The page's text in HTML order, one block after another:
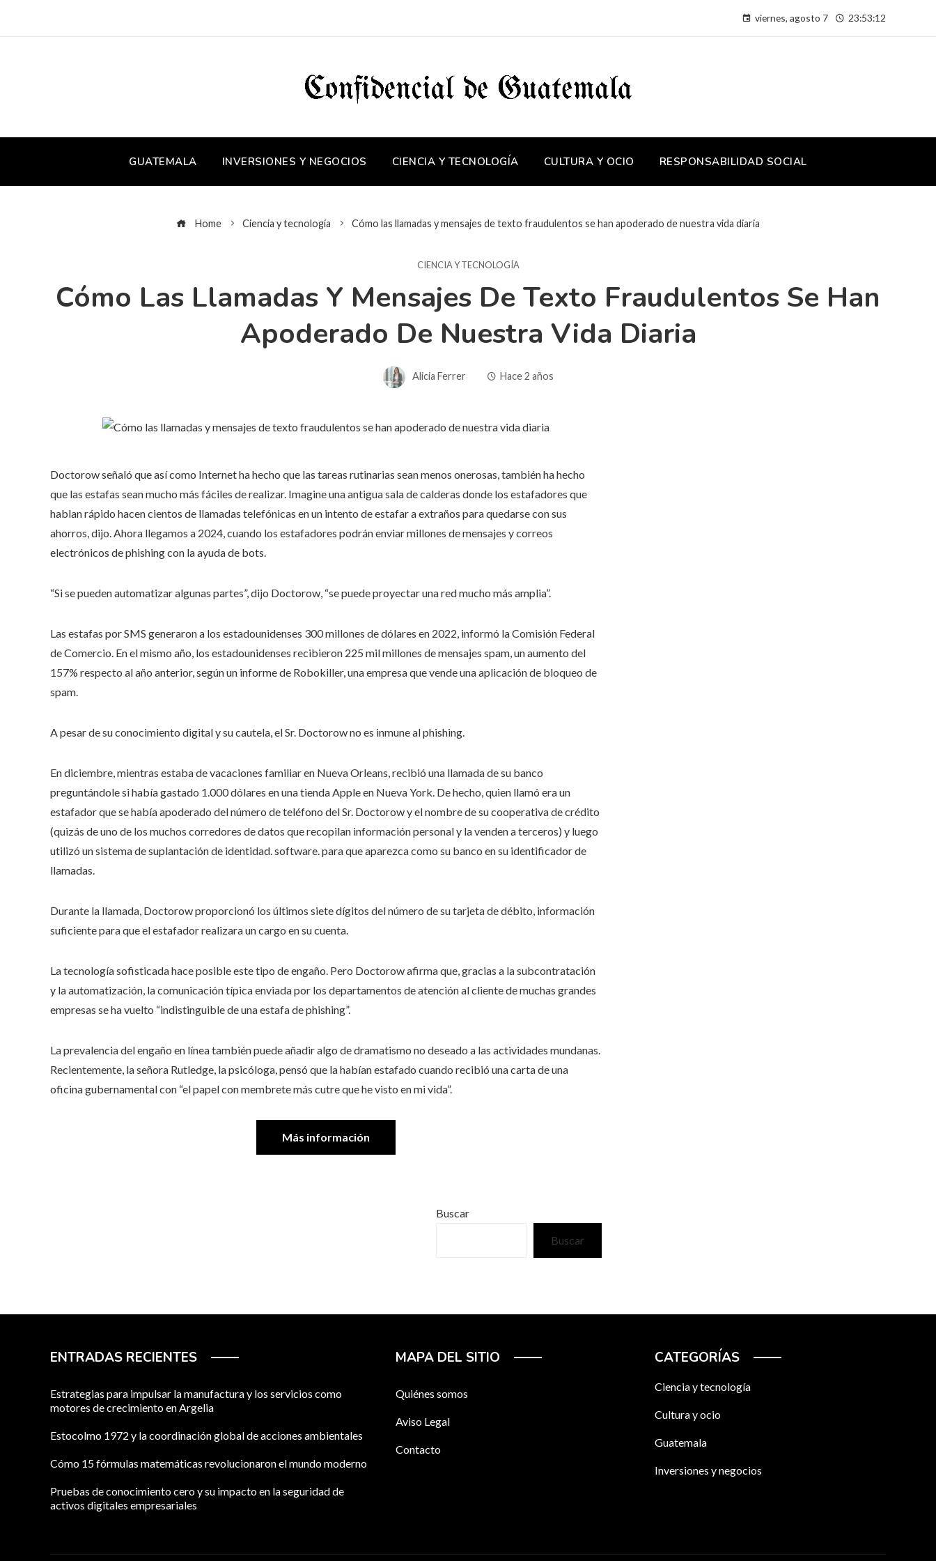
viernes, agosto 7 23:53:13
GUATEMALA INVERSIONES Y NEGOCIOS CIENCIA Y TECNOLOGÍA CULTURA Y OCIO RESPONSABILIDAD SOCIAL
Home Ciencia y tecnología Cómo las llamadas y mensajes de texto fraudulentos se han apoderado de nuestra vida diaria
CIENCIA Y TECNOLOGÍA
Cómo Las Llamadas Y Mensajes De Texto Fraudulentos Se Han
Apoderado De Nuestra Vida Diaria
Alicia Ferrer Hace 2 años
Doctorow señaló que así como Internet ha hecho que las tareas rutinarias sean menos onerosas, también ha hecho
que las estafas sean mucho más fáciles de realizar. Imagine una antigua sala de calderas donde los estafadores que
hablan rápido hacen cientos de llamadas telefónicas en un intento de estafar a extraños para quedarse con sus
ahorros, dijo. Ahora llegamos a 2024, cuando los estafadores podrán enviar millones de mensajes y correos
electrónicos de phishing con la ayuda de bots.
“Si se pueden automatizar algunas partes”, dijo Doctorow, “se puede proyectar una red mucho más amplia”.
Las estafas por SMS generaron a los estadounidenses 300 millones de dólares en 2022, informó la Comisión Federal
de Comercio. En el mismo año, los estadounidenses recibieron 225 mil millones de mensajes spam, un aumento del
157% respecto al año anterior, según un informe de Robokiller, una empresa que vende una aplicación de bloqueo de
spam.
A pesar de su conocimiento digital y su cautela, el Sr. Doctorow no es inmune al phishing.
En diciembre, mientras estaba de vacaciones familiar en Nueva Orleans, recibió una llamada de su banco
preguntándole si había gastado 1.000 dólares en una tienda Apple en Nueva York. De hecho, quien llamó era un
estafador que se había apoderado del número de teléfono del Sr. Doctorow y el nombre de su cooperativa de crédito
(quizás de uno de los muchos corredores de datos que recopilan información personal y la venden a terceros) y luego
utilizó un sistema de suplantación de identidad. software. para que aparezca como su banco en su identificador de
llamadas.
Durante la llamada, Doctorow proporcionó los últimos siete dígitos del número de su tarjeta de débito, información
suficiente para que el estafador realizara un cargo en su cuenta.
La tecnología sofisticada hace posible este tipo de engaño. Pero Doctorow afirma que, gracias a la subcontratación
y la automatización, la comunicación típica enviada por los departamentos de atención al cliente de muchas grandes
empresas se ha vuelto “indistinguible de una estafa de phishing”.
La prevalencia del engaño en línea también puede añadir algo de dramatismo no deseado a las actividades mundanas.
Recientemente, la señora Rutledge, la psicóloga, pensó que la habían estafado cuando recibió una carta de una
oficina gubernamental con “el papel con membrete más cutre que he visto en mi vida”.
Más información
Buscar
Buscar
ENTRADAS RECIENTES
Estrategias para impulsar la manufactura y los servicios como
motores de crecimiento en Argelia
Estocolmo 1972 y la coordinación global de acciones ambientales
Cómo 15 fórmulas matemáticas revolucionaron el mundo moderno
Pruebas de conocimiento cero y su impacto en la seguridad de
activos digitales empresariales
MAPA DEL SITIO
Quiénes somos
Aviso Legal
Contacto
CATEGORÍAS
Ciencia y tecnología
Cultura y ocio
Guatemala
Inversiones y negocios